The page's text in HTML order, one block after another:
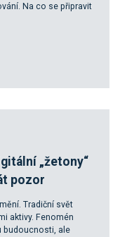
Na co se připravit
„žetony“
pozor
Tradiční svět
aktivy. Fenomén
budoucnosti, ale